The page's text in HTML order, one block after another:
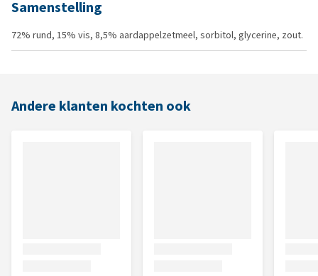
Samenstelling
72% rund, 15% vis, 8,5% aardappelzetmeel, sorbitol, glycerine, zout.
Andere klanten kochten ook